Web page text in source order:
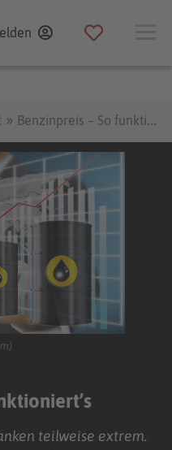
» Benzinpreis – So funktioniert’s
teilweise extrem.